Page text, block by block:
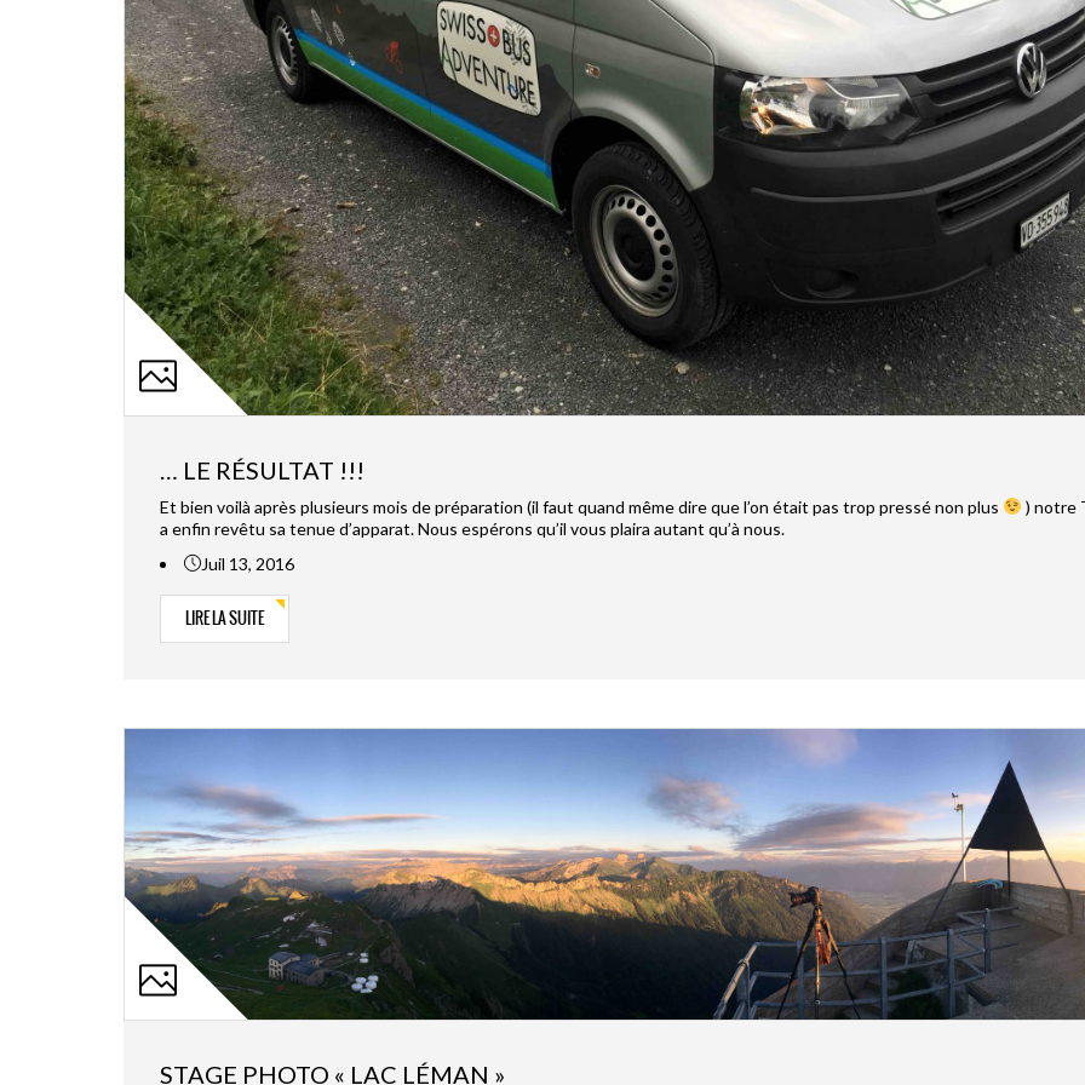
… LE RÉSULTAT !!!
Et bien voilà après plusieurs mois de préparation (il faut quand même dire que l’on était pas trop pressé non plus
) notre
a enfin revêtu sa tenue d’apparat. Nous espérons qu’il vous plaira autant qu’à nous.
Juil 13, 2016
LIRE LA SUITE
STAGE PHOTO « LAC LÉMAN »